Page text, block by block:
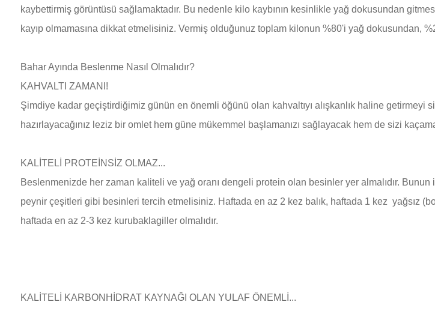
kaybettirmiş görüntüsü sağlamaktadır. Bu nedenle kilo kaybının kesinlikle yağ dokusundan
kayıp olmamasına dikkat etmelisiniz. Vermiş olduğunuz toplam kilonun %80'i yağ dokusundan,
Bahar Ayında Beslenme Nasıl Olmalıdır?
KAHVALTI ZAMANI!
Şimdiye kadar geçiştirdiğimiz günün en önemli öğünü olan kahvaltıyı alışkanlık haline
hazırlayacağınız leziz bir omlet hem güne mükemmel başlamanızı sağlayacak hem de sizi
KALİTELİ PROTEİNSİZ OLMAZ...
Beslenmenizde her zaman kaliteli ve yağ oranı dengeli protein olan besinler yer almalıdır.
peynir çeşitleri gibi besinleri tercih etmelisiniz. Haftada en az 2 kez balık, haftada 1 kez yağsız
haftada en az 2-3 kez kurubaklagiller olmalıdır.
KALİTELİ KARBONHİDRAT KAYNAĞI OLAN YULAF ÖNEMLİ...